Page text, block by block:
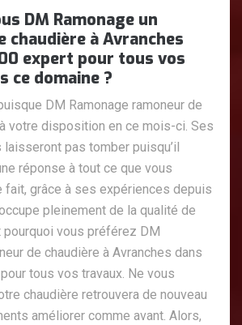
DM Ramonage un
chaudière à Avranches
expert pour tous vos
ce domaine ?
DM Ramonage ramoneur de
votre disposition en ce mois-ci. Ses
pas tomber puisqu’il
réponse à tout ce que vous
fait, grâce à ses expériences depuis
pleinement de la qualité de
pourquoi vous préférez DM
de chaudière à Avranches dans
tous vos travaux. Ne vous
chaudière retrouvera de nouveau
améliorer comme avant. Alors,